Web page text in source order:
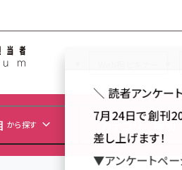
Web担当者Forum
から探す カテゴリ／種別
＼ 読者アンケー
7月24日で創刊
差し上げます！
▼アンケートペ